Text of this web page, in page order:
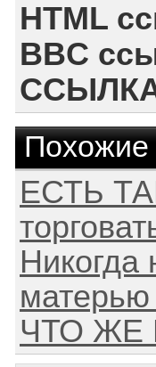
HTML
BBC
Похожие
ЕСТЬ
Никогда
ЧТО ЖЕ